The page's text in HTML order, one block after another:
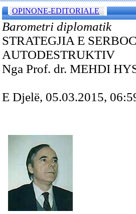
OPINONE-EDITORIALE
Barometri diplomatik
STRATEGJIA E
AUTODESTRUKTIV
Nga Prof. dr. MEHDI
E Djelë, 05.03.2015,